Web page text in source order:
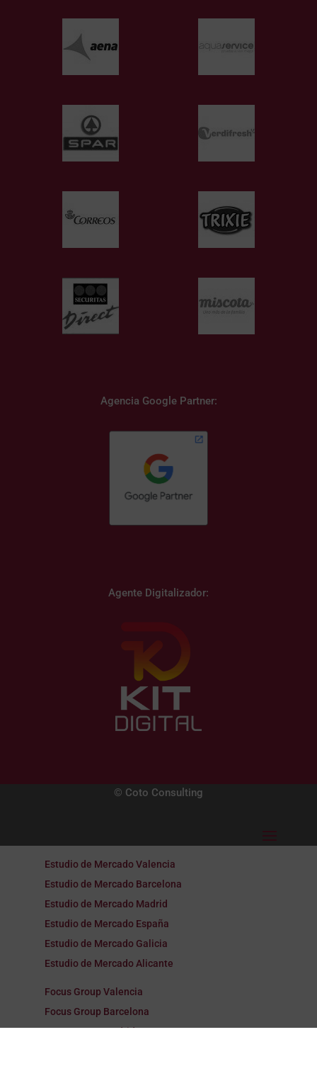
Agencia Google Partner:
Agente Digitalizador:
© Coto Consulting
Estudio de Mercado Valencia
Estudio de Mercado Barcelona
Estudio de Mercado Madrid
Estudio de Mercado España
Estudio de Mercado Galicia
Estudio de Mercado Alicante
Focus Group Valencia
Focus Group Barcelona
Focus Group Madrid